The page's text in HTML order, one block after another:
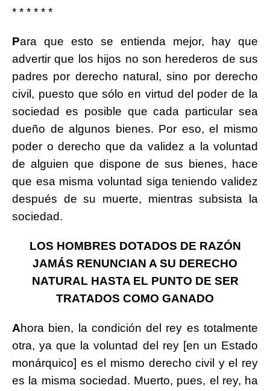
* * * * * *
Para que esto se entienda mejor, hay que
advertir que los hijos no son herederos de sus
padres por derecho natural, sino por derecho
civil, puesto que sólo en virtud del poder de la
sociedad es posible que cada particular sea
dueño de algunos bienes. Por eso, el mismo
poder o derecho que da validez a la voluntad
de alguien que dispone de sus bienes, hace
que esa misma voluntad siga teniendo validez
después de su muerte, mientras subsista la
sociedad.
LOS HOMBRES DOTADOS DE RAZÓN
JAMÁS RENUNCIAN A SU DERECHO
NATURAL HASTA EL PUNTO DE SER
TRATADOS COMO GANADO
Ahora bien, la condición del rey es totalmente
otra, ya que la voluntad del rey [en un Estado
monárquico] es el mismo derecho civil y el rey
es la misma sociedad. Muerto, pues, el rey, ha